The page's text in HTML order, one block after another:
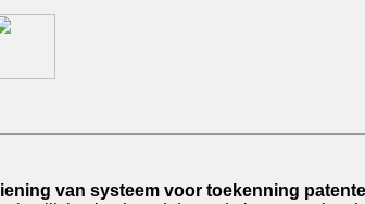
van systeem voor toekenning